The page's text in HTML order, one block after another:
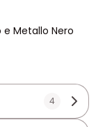
Metallo Nero
4